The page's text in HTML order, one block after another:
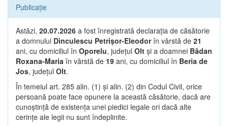
Publicație
Astăzi, 20.07.2026 a fost înregistrată declarația de căsătorie
a domnului Dinculescu Petrișor-Eleodorîn vârstă de 21
ani, cu domiciliul în Oporelu, județul Olt și a doamnei Bădan
Roxana-Maria în vârstă de 19 ani, cu domiciliul în Beria de
Jos, județul Olt.
În temeiul art. 285 alin. (1) și alin. (2) din Codul Civil, orice
persoană poate face opunere la această căsătorie, dacă are
cunoștință de existența unei piedici legale ori dacă alte
cerințe ale legii nu sunt îndeplinite.